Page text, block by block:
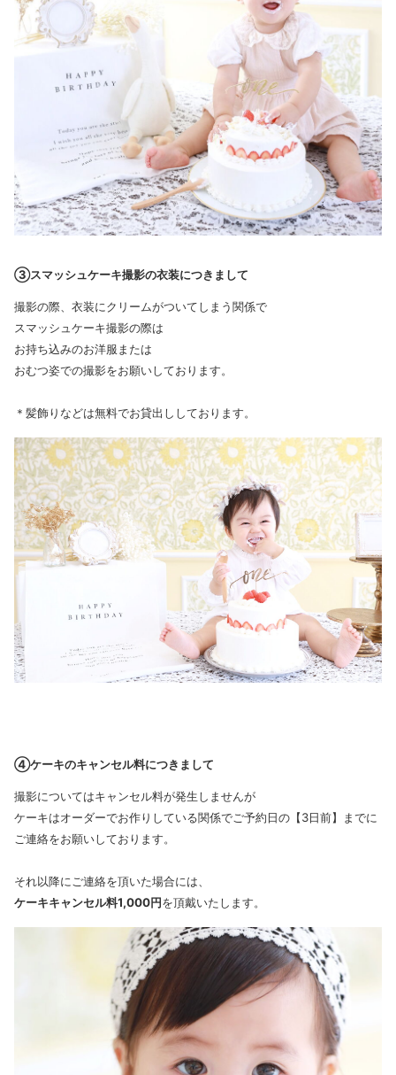
③スマッシュケーキ撮影の衣装につきまして
撮影の際、衣装にクリームがついてしまう関係で
スマッシュケーキ撮影の際は
お持ち込みのお洋服または
おむつ姿での撮影をお願いしております。
＊髪飾りなどは無料でお貸出ししております。
④ケーキのキャンセル料につきまして
撮影についてはキャンセル料が発生しませんが
ケーキはオーダーでお作りしている関係でご予約日の【3日前】までに
ご連絡をお願いしております。
それ以降にご連絡を頂いた場合には、
ケーキキャンセル料1,000円を頂戴いたします。